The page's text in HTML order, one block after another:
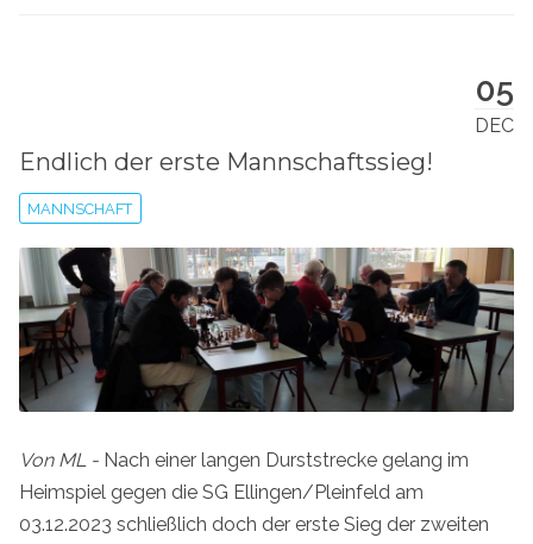
05
DEC
Endlich der erste Mannschaftssieg!
MANNSCHAFT
Von ML - Nach einer langen Durststrecke gelang im
Heimspiel gegen die SG Ellingen/Pleinfeld am
03.12.2023 schließlich doch der erste Sieg der zweiten